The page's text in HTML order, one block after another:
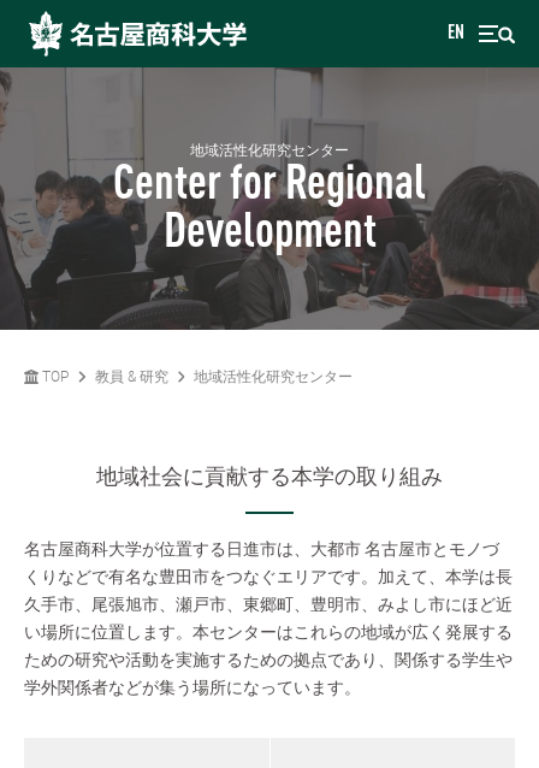
EN
地域活性化研究センター
Center for Regional
Development
TOP 教員 & 研究 地域活性化研究センター
地域社会に貢献する本学の取り組み
名古屋商科大学が位置する日進市は、大都市 名古屋市とモノづ
くりなどで有名な豊田市をつなぐエリアです。加えて、本学は長
久手市、尾張旭市、瀬戸市、東郷町、豊明市、みよし市にほど近
い場所に位置します。本センターはこれらの地域が広く発展する
ための研究や活動を実施するための拠点であり、関係する学生や
学外関係者などが集う場所になっています。